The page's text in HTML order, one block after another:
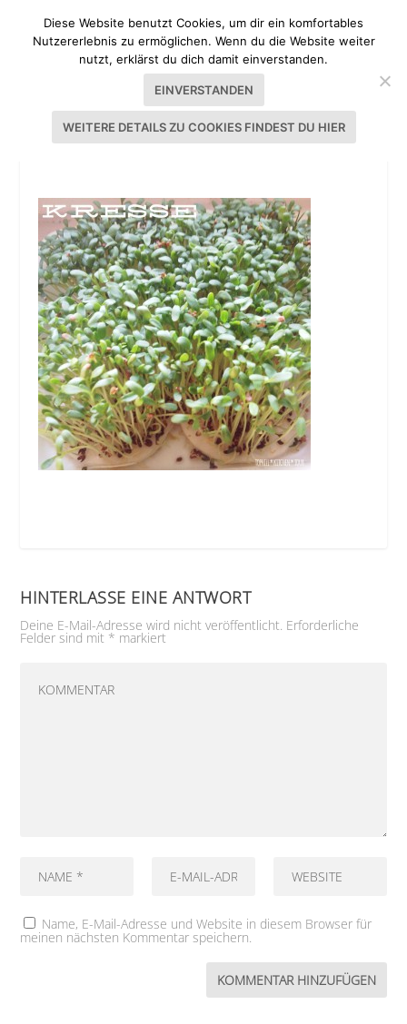
KRESSE
HINTERLASSE EINE ANTWORT
Deine E-Mail-Adresse wird nicht veröffentlicht. Erforderliche
Felder sind mit * markiert
Name, E-Mail-Adresse und Website in diesem Browser für
meinen nächsten Kommentar speichern.
Diese Website benutzt Cookies, um dir ein komfortables
Nutzererlebnis zu ermöglichen. Wenn du die Website weiter
nutzt, erklärst du dich damit einverstanden.
EINVERSTANDEN
WEITERE DETAILS ZU COOKIES FINDEST DU HIER